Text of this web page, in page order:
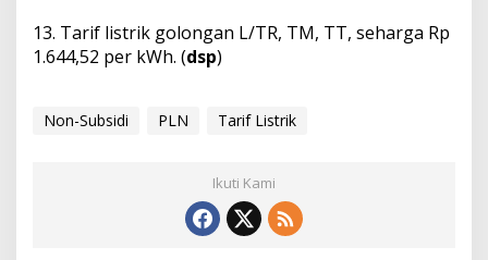
13.⁠ ⁠⁠Tarif listrik golongan L/TR, TM, TT, seharga Rp
1.644,52 per kWh. (dsp)
Non-Subsidi PLN Tarif Listrik
Ikuti Kami